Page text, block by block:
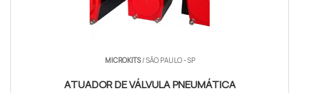
MICROKITS/ SÃO PAULO - SP
ATUADOR DE VÁLVULA PNEUMÁTICA